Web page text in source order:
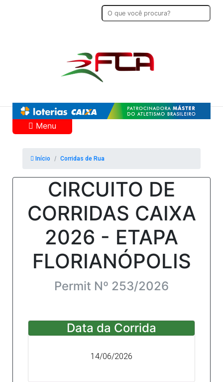
Menu
Início Corridas de Rua
CIRCUITO DE
CORRIDAS CAIXA
2026 - ETAPA
FLORIANÓPOLIS
Permit Nº 253/2026
Data da Corrida
14/06/2026